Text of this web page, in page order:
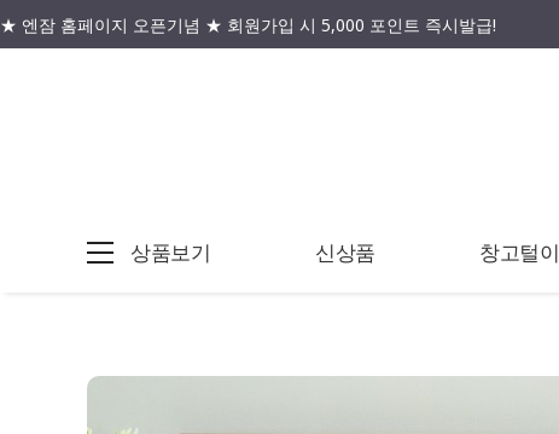
★ 엔잠 홈페이지 오픈기념 ★ 회원가입 시 5,000 포인트 즉시발급!
상품보기 신상품 창고털이